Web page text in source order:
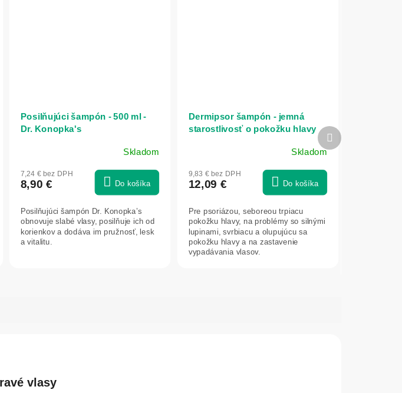
Posilňujúci šampón - 500 ml -
Dr. Konopka's
Skladom
7,24 € bez DPH
8,90 € Do košíka
Posilňujúci šampón Dr. Konopka’s
obnovuje slabé vlasy, posilňuje ich od
korienkov a dodáva im pružnosť, lesk
a vitalitu.
Dermipsor šampón - jemná
starostlivosť o pokožku hlavy
dermatitíde - 100 ml - InVitroSkladom
9,83 € bez DPH
12,09 € Do košíka
Pre psoriázou, seboreou trpiacu
pokožku hlavy, na problémy so silnými
lupinami, svrbiacu a olupujúcu sa
pokožku hlavy a na zastavenie
vypadávania vlasov.
Ďalší
produkt
vlasy